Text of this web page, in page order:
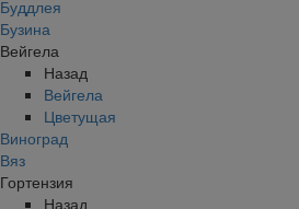
Буддлея
Бузина
Вейгела
Назад
Вейгела
Цветущая
Виноград
Вяз
Гортензия
Назад